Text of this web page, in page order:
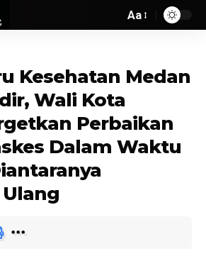
Aa
Kesehatan Medan
Wali Kota
Perbaikan
Dalam Waktu